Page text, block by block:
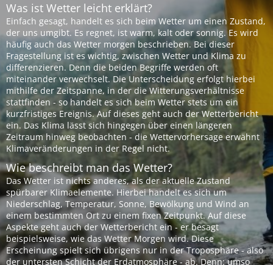
Was ist Wetter leicht erklärt?
Einfach gesagt, handelt es sich beim Wetter um einen Zustand,
der uns umgibt. Es regnet, ist warm, kalt oder sonnig. Es wird
häufig auch das Wetter morgen beschrieben. Bei dieser
Fragestellung ist es wichtig, zwischen Wetter und Klima zu
differenzieren. Denn die beiden Begriffe werden oft
miteinander verwechselt. Die Unterscheidung erfolgt hierbei
mithilfe der Zeitspanne, in der die Witterungsverhältnisse
stattfinden - so handelt es sich beim Wetter stets um ein
kurzfristiges Ereignis. Auf dieses geht auch der Wetterbericht
ein. Das Klima lässt sich hingegen über einen längeren
Zeitraum hinweg beobachten - die Wettervorhersage erwähnt
Klimaveränderungen in der Regel nicht.
Wie beschreibt man das Wetter?
Das Wetter ist nichts anderes, als der aktuelle Zustand
spürbarer Klimaelemente. Hierbei handelt es sich um
Niederschlag, Temperatur, Sonne, Bewölkung und Wind an
einem bestimmten Ort zu einem fixen Zeitpunkt. Auf diese
Aspekte geht auch der Wetterbericht ein - er besagt
beispielsweise, wie das Wetter Morgen wird. Diese
Erscheinung spielt sich übrigens nur in der Troposphäre - also
der untersten Schicht der Erdatmosphäre - ab. Denn: umso